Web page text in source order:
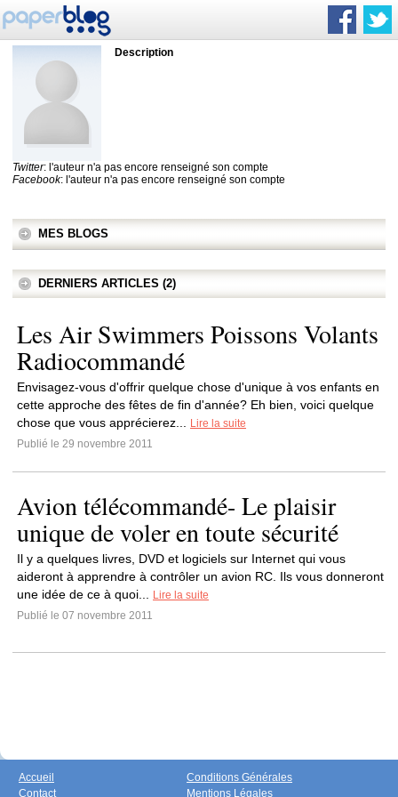
Description
Twitter: l'auteur n'a pas encore renseigné son compte
Facebook: l'auteur n'a pas encore renseigné son compte
MES BLOGS
DERNIERS ARTICLES (2)
Les Air Swimmers Poissons Volants
Radiocommandé
Envisagez-vous d'offrir quelque chose d'unique à vos enfants en
cette approche des fêtes de fin d'année? Eh bien, voici quelque
chose que vous apprécierez...
Lire la suite
Publié le 29 novembre 2011
Avion télécommandé- Le plaisir
unique de voler en toute sécurité
Il y a quelques livres, DVD et logiciels sur Internet qui vous
aideront à apprendre à contrôler un avion RC. Ils vous donneront
une idée de ce à quoi...
Lire la suite
Publié le 07 novembre 2011
Accueil
Contact
Conditions Générales
Mentions Légales